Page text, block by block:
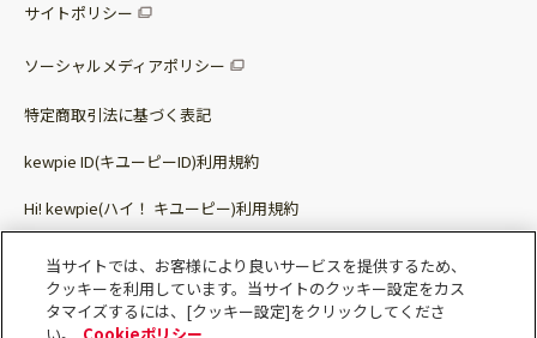
ベビー・幼児食
その他（カレーなど）
サイトポリシー
ソーシャルメディアポリシー
特定商取引法に基づく表記
kewpie ID(キユーピーID)利用規約
Hi! kewpie(ハイ！ キユーピー)利用規約
Qummy(キユーミー)利用規約​
当サイトでは、お客様により良いサービスを提供するため、
クッキーを利用しています。当サイトのクッキー設定をカス
タマイズするには、[クッキー設定]をクリックしてくださ